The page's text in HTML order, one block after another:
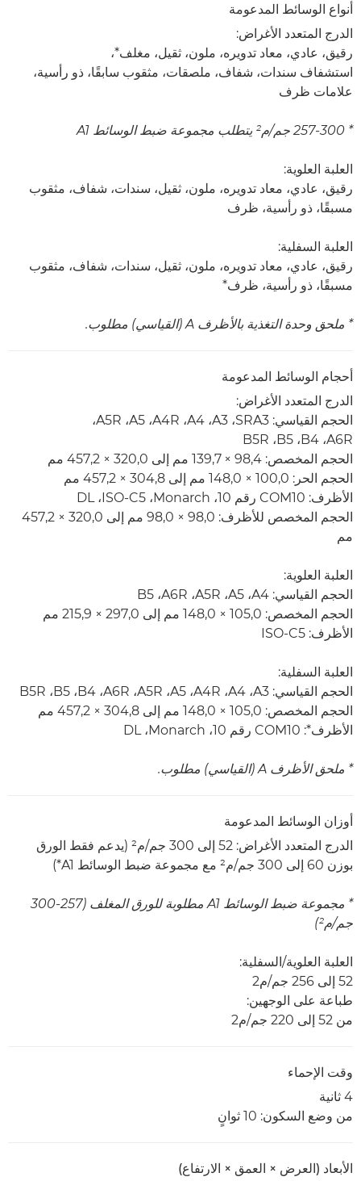
أنواع الوسائط المدعومة
الدرج المتعدد الأغراض:
رقيق، عادي، معاد تدويره، ملون، ثقيل، مغلف*،
استشفاف سندات، شفاف، ملصقات، مثقوب سابقًا، ذو رأسية،
علامات ظرف
* 257-300 جم/م² يتطلب مجموعة ضبط الوسائط A1
العلبة العلوية:
رقيق، عادي، معاد تدويره، ملون، ثقيل، سندات، شفاف، مثقوب
مسبقًا، ذو رأسية، ظرف
العلبة السفلية:
رقيق، عادي، معاد تدويره، ملون، ثقيل، سندات، شفاف، مثقوب
مسبقًا، ذو رأسية، ظرف*
* ملحق وحدة التغذية بالأظرف A (القياسي) مطلوب.
أحجام الوسائط المدعومة
الدرج المتعدد الأغراض:
الحجم القياسي: SRA3‏، A3‏، A4‏، A4R‏، A5‏، A5R‏،
A6R،‏ B4،‏ B5،‏ B5R
الحجم المخصص: 98,4 × 139,7 مم إلى 320,0 × 457,2 مم
الحجم الحر: 100,0 × 148,0 مم إلى 304,8 × 457,2 مم
الأظرف: COM10 رقم 10، ‏Monarch،‏ ISO-C5،‏ DL
الحجم المخصص للأظرف: 98,0 × 98,0 مم إلى 320,0 × 457,2
مم
العلبة العلوية:
الحجم القياسي: A4‏، A5‏، A5R‏، A6R‏، B5
الحجم المخصص: 105,0 × 148,0 مم إلى 297,0 × 215,9 مم
الأظرف: ISO-C5
العلبة السفلية:
الحجم القياسي: A3‏، A4‏، A4R‏، A5‏، A5R‏، A6R‏، B4‏، B5‏، B5R
الحجم المخصص: 105,0 × 148,0 مم إلى 304,8 × 457,2 مم
الأظرف*: COM10 رقم 10، Monarch،‏ DL
* ملحق الأظرف A (القياسي) مطلوب.
أوزان الوسائط المدعومة
الدرج المتعدد الأغراض: 52 إلى 300 جم/م² (يدعم فقط الورق
بوزن 60 إلى 300 جم/م² مع مجموعة ضبط الوسائط A1*)
* مجموعة ضبط الوسائط A1 مطلوبة للورق المغلف (257-300
جم/م²)
العلبة العلوية/السفلية:
52 إلى 256 جم/م2
طباعة على الوجهين:
من 52 إلى 220 جم/م2
وقت الإحماء
4 ثانية
من وضع السكون: 10 ثوانٍ
الأبعاد (العرض × العمق × الارتفاع)